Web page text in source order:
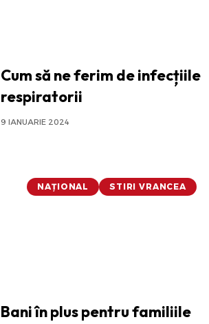
Cum să ne ferim de infecțiile
respiratorii
9 IANUARIE 2024
NAȚIONAL STIRI VRANCEA
Bani în plus pentru familiile